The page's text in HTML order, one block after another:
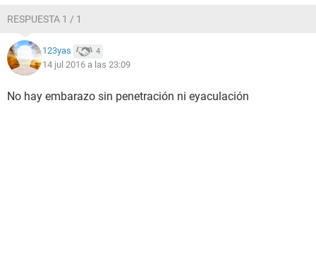
RESPUESTA 1 / 1
123yas 4
14 jul 2016 a las 23:09
No hay embarazo sin penetración ni eyaculación